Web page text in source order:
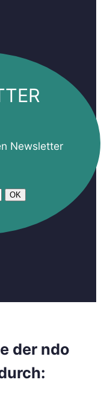
Newsletter
der ndo